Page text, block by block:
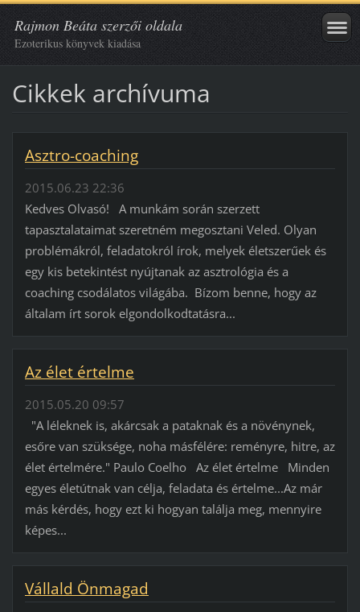
Rajmon Beáta szerzői oldala
Ezoterikus könyvek kiadása
Cikkek archívuma
Asztro-coaching
2015.06.23 22:36
Kedves Olvasó! A munkám során szerzett
tapasztalataimat szeretném megosztani Veled. Olyan
problémákról, feladatokról írok, melyek életszerűek és
egy kis betekintést nyújtanak az asztrológia és a
coaching csodálatos világába. Bízom benne, hogy az
általam írt sorok elgondolkodtatásra...
Az élet értelme
2015.05.20 09:57
"A léleknek is, akárcsak a pataknak és a növénynek,
esőre van szüksége, noha másfélére: reményre, hitre, az
élet értelmére." Paulo Coelho Az élet értelme Minden
egyes életútnak van célja, feladata és értelme...Az már
más kérdés, hogy ezt ki hogyan találja meg, mennyire
képes...
Vállald Önmagad